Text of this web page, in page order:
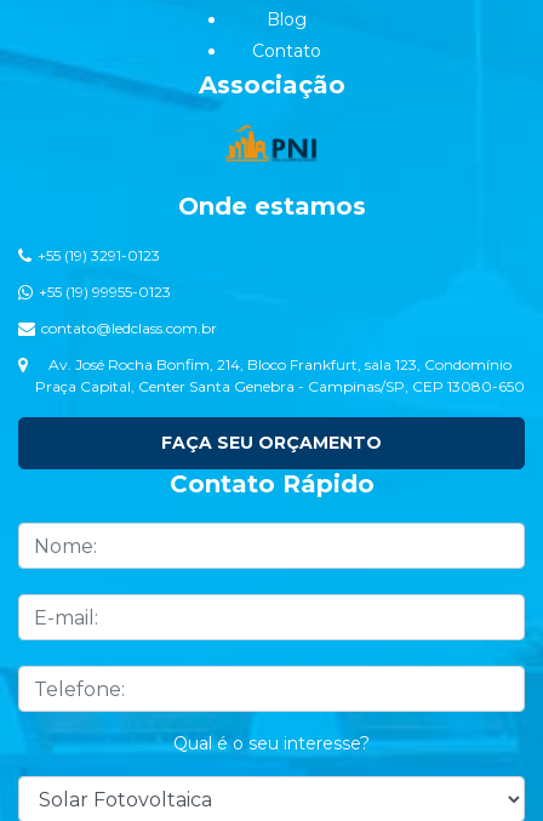
Blog
Contato
Associação
Onde estamos
+55 (19) 3291-0123
+55 (19) 99955-0123
contato@ledclass.com.br
Av. José Rocha Bonfim, 214, Bloco Frankfurt, sala 123, Condomínio
Praça Capital, Center Santa Genebra - Campinas/SP, CEP 13080-650
FAÇA SEU ORÇAMENTO
Contato Rápido
Qual é o seu interesse?